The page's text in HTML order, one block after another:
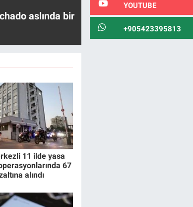
aslında bir
11 ilde yasa
67
alındı
YOUTUBE
+905423395813